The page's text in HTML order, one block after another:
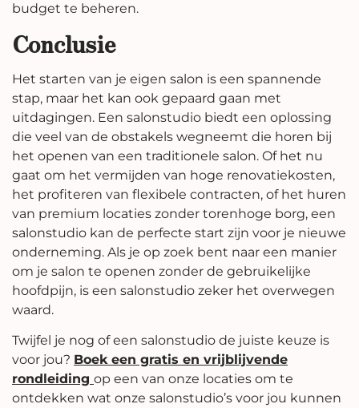
budget te beheren.
Conclusie
Het starten van je eigen salon is een spannende
stap, maar het kan ook gepaard gaan met
uitdagingen. Een salonstudio biedt een oplossing
die veel van de obstakels wegneemt die horen bij
het openen van een traditionele salon. Of het nu
gaat om het vermijden van hoge renovatiekosten,
het profiteren van flexibele contracten, of het huren
van premium locaties zonder torenhoge borg, een
salonstudio kan de perfecte start zijn voor je nieuwe
onderneming. Als je op zoek bent naar een manier
om je salon te openen zonder de gebruikelijke
hoofdpijn, is een salonstudio zeker het overwegen
waard.
Twijfel je nog of een salonstudio de juiste keuze is
voor jou? Boek een gratis en vrijblijvende
rondleiding op een van onze locaties om te
ontdekken wat onze salonstudio’s voor jou kunnen